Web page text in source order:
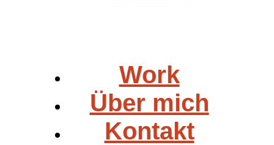
Work
Über mich
Kontakt